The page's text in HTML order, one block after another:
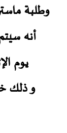
وطلبة ماستر 2 جميع التخصصات
أنه
يوم
و ذلك